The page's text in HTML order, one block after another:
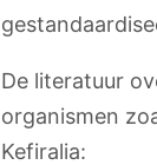
De literatuur
organismen
Kefiralia: